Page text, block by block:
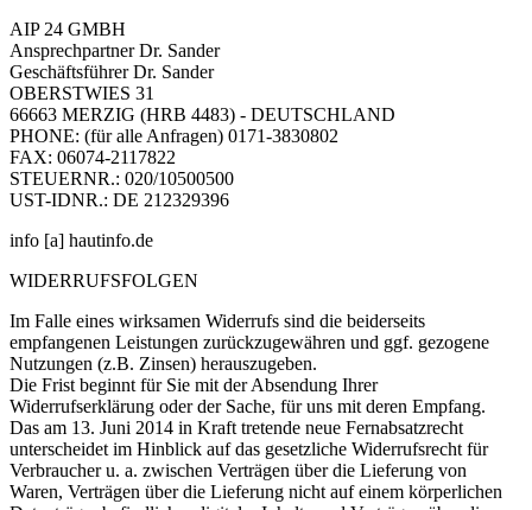
AIP 24 GMBH
Ansprechpartner Dr. Sander
Geschäftsführer Dr. Sander
OBERSTWIES 31
66663 MERZIG (HRB 4483) - DEUTSCHLAND
PHONE: (für alle Anfragen) 0171-3830802
FAX: 06074-2117822
STEUERNR.: 020/10500500
UST-IDNR.: DE 212329396
info [a] hautinfo.de
WIDERRUFSFOLGEN
Im Falle eines wirksamen Widerrufs sind die beiderseits
empfangenen Leistungen zurückzugewähren und ggf. gezogene
Nutzungen (z.B. Zinsen) herauszugeben.
Die Frist beginnt für Sie mit der Absendung Ihrer
Widerrufserklärung oder der Sache, für uns mit deren Empfang.
Das am 13. Juni 2014 in Kraft tretende neue Fernabsatzrecht
unterscheidet im Hinblick auf das gesetzliche Widerrufsrecht für
Verbraucher u. a. zwischen Verträgen über die Lieferung von
Waren, Verträgen über die Lieferung nicht auf einem körperlichen